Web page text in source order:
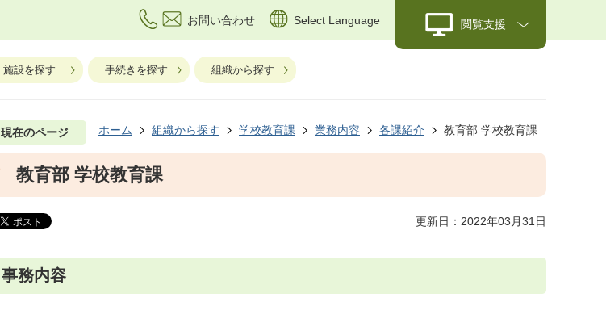
お問い合わせ Select Language 閲覧支援
施設を探す 手続きを探す 組織から探す
現在のページ ホーム 組織から探す 学校教育課 業務内容 各課紹介 教育部 学校教育課
教育部 学校教育課
更新日：2022年03月31日
事務内容